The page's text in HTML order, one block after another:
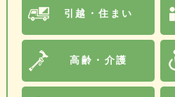
引越・住まい
高齢・介護